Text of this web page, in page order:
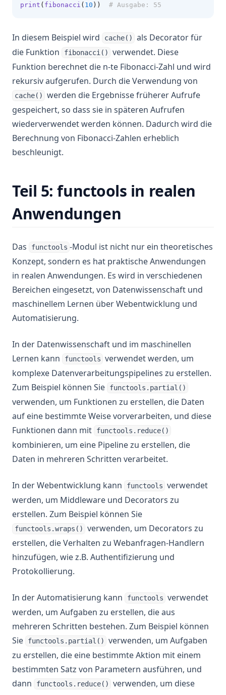
print ( fibonacci ( 10 )) # Ausgabe: 55
In diesem Beispiel wird cache()
als Decorator für
die Funktion
fibonacci()
verwendet. Diese
Funktion berechnet die n-te Fibonacci-Zahl und wird
rekursiv aufgerufen. Durch die Verwendung von
cache()
werden die Ergebnisse früherer Aufrufe
gespeichert, so dass sie in späteren Aufrufen
wiederverwendet werden können. Dadurch wird die
Berechnung von Fibonacci-Zahlen erheblich
beschleunigt.
Teil 5: functools in realen
Anwendungen
Das functools -Modul ist nicht nur ein theoretisches
Konzept, sondern es hat praktische Anwendungen
in realen Anwendungen. Es wird in verschiedenen
Bereichen eingesetzt, von Datenwissenschaft und
maschinellem Lernen über Webentwicklung und
Automatisierung.
In der Datenwissenschaft und im maschinellen
Lernen kann
functools verwendet werden, um
komplexe Datenverarbeitungspipelines zu erstellen.
Zum Beispiel können Sie
functools.partial()
verwenden, um Funktionen zu erstellen, die Daten
auf eine bestimmte Weise vorverarbeiten, und diese
Funktionen dann mit
functools.reduce()
kombinieren, um eine Pipeline zu erstellen, die
Daten in mehreren Schritten verarbeitet.
In der Webentwicklung kann functools verwendet
werden, um Middleware und Decorators zu
erstellen. Zum Beispiel können Sie
functools.wraps()
verwenden, um Decorators zu
erstellen, die Verhalten zu Webanfragen-Handlern
hinzufügen, wie z.B. Authentifizierung und
Protokollierung.
In der Automatisierung kann functools verwendet
werden, um Aufgaben zu erstellen, die aus
mehreren Schritten bestehen. Zum Beispiel können
Sie
functools.partial()
verwenden, um Aufgaben
zu erstellen, die eine bestimmte Aktion mit einem
bestimmten Satz von Parametern ausführen, und
dann
functools.reduce()
verwenden, um diese